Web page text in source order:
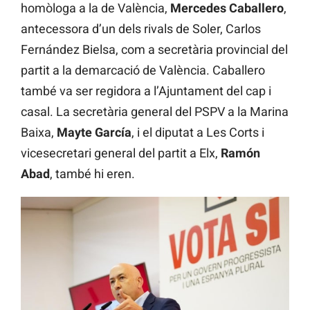
homòloga a la de València, Mercedes Caballero,
antecessora d’un dels rivals de Soler, Carlos
Fernández Bielsa, com a secretària provincial del
partit a la demarcació de València. Caballero
també va ser regidora a l’Ajuntament del cap i
casal. La secretària general del PSPV a la Marina
Baixa, Mayte García, i el diputat a Les Corts i
vicesecretari general del partit a Elx, Ramón
Abad, també hi eren.